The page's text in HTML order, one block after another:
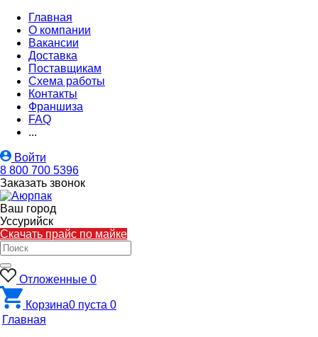
Главная
О компании
Вакансии
Доставка
Поставщикам
Схема работы
Контакты
Франшиза
FAQ
...
Войти
8 800 700 5396
Заказать звонок
Ваш город
Уссурийск
Скачать прайс по майке
Отложенные 0
Корзина0 пуста 0
Главная